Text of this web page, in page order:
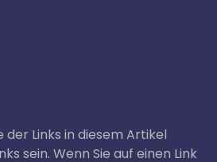
der Links in diesem Artikel
sein. Wenn Sie auf einen Link